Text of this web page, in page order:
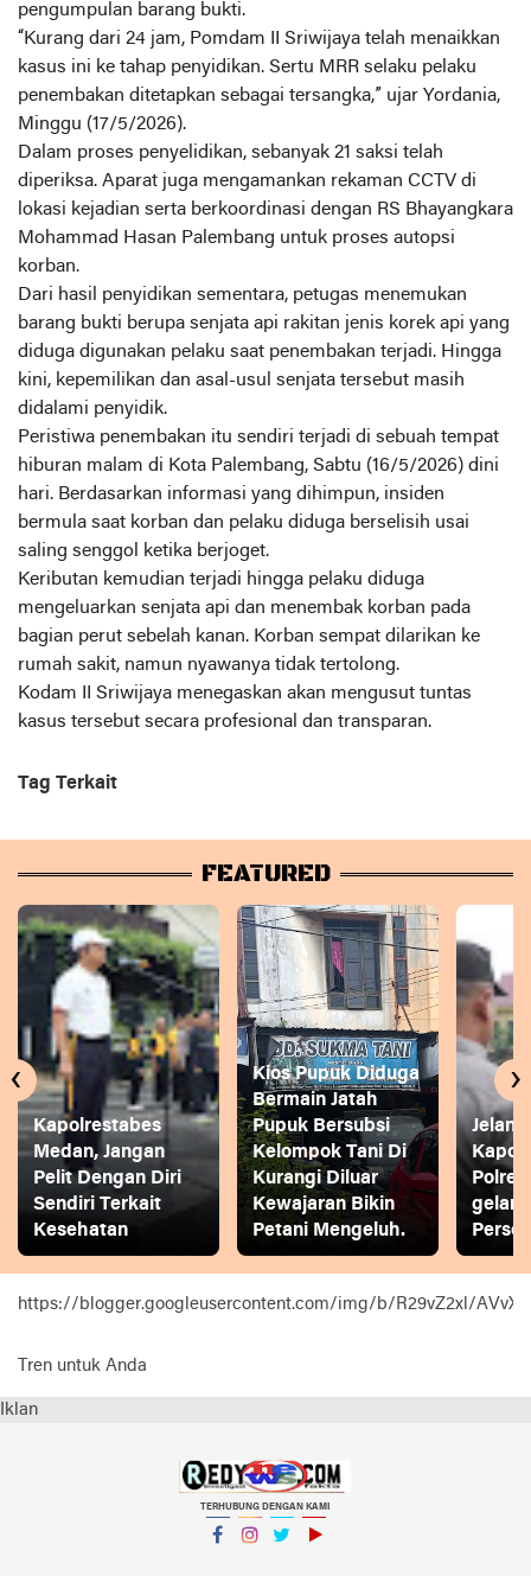
pengumpulan barang bukti.
“Kurang dari 24 jam, Pomdam II Sriwijaya telah menaikkan
kasus ini ke tahap penyidikan. Sertu MRR selaku pelaku
penembakan ditetapkan sebagai tersangka,” ujar Yordania,
Minggu (17/5/2026).
Dalam proses penyelidikan, sebanyak 21 saksi telah
diperiksa. Aparat juga mengamankan rekaman CCTV di
lokasi kejadian serta berkoordinasi dengan RS Bhayangkara
Mohammad Hasan Palembang untuk proses autopsi
korban.
Dari hasil penyidikan sementara, petugas menemukan
barang bukti berupa senjata api rakitan jenis korek api yang
diduga digunakan pelaku saat penembakan terjadi. Hingga
kini, kepemilikan dan asal-usul senjata tersebut masih
didalami penyidik.
Peristiwa penembakan itu sendiri terjadi di sebuah tempat
hiburan malam di Kota Palembang, Sabtu (16/5/2026) dini
hari. Berdasarkan informasi yang dihimpun, insiden
bermula saat korban dan pelaku diduga berselisih usai
saling senggol ketika berjoget.
Keributan kemudian terjadi hingga pelaku diduga
mengeluarkan senjata api dan menembak korban pada
bagian perut sebelah kanan. Korban sempat dilarikan ke
rumah sakit, namun nyawanya tidak tertolong.
Kodam II Sriwijaya menegaskan akan mengusut tuntas
kasus tersebut secara profesional dan transparan.
Tag Terkait
FEATURED
Kapolrestabes
Medan, Jangan
Pelit Dengan Diri
Sendiri Terkait
Kesehatan
Kios Pupuk Diduga
Bermain Jatah
Pupuk Bersubsi
Kelompok Tani Di
Kurangi Diluar
Kewajaran Bikin
Petani Mengeluh.
gelar
‹ ›
https://blogger.googleusercontent.com/img/b/R29vZ2xl/
Tren untuk Anda
Iklan
TERHUBUNG DENGAN KAMI